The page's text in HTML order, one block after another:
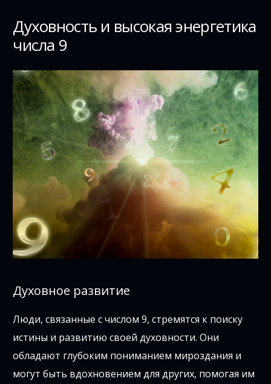
Духовность и высокая энергетика
числа 9
Духовное развитие
Люди, связанные с числом 9, стремятся к поиску
истины и развитию своей духовности. Они
обладают глубоким пониманием мироздания и
могут быть вдохновением для других, помогая им